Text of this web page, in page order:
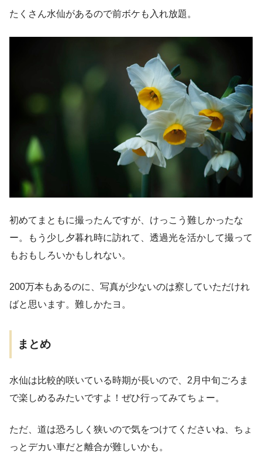
たくさん水仙があるので前ボケも入れ放題。
初めてまともに撮ったんですが、けっこう難しかったな
ー。もう少し夕暮れ時に訪れて、透過光を活かして撮って
もおもしろいかもしれない。
200万本もあるのに、写真が少ないのは察していただけれ
ばと思います。難しかたヨ。
まとめ
水仙は比較的咲いている時期が長いので、2月中旬ごろま
で楽しめるみたいですよ！ぜひ行ってみてちょー。
ただ、道は恐ろしく狭いので気をつけてくださいね、ちょ
っとデカい車だと離合が難しいかも。